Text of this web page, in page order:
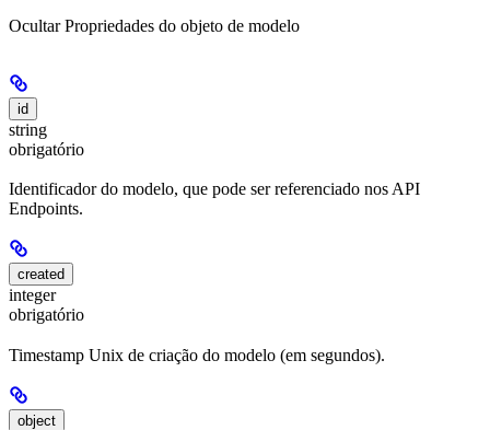
Ocultar Propriedades do objeto de modelo
id
string
obrigatório
Identificador do modelo, que pode ser referenciado nos API
Endpoints.
created
integer
obrigatório
Timestamp Unix de criação do modelo (em segundos).
object